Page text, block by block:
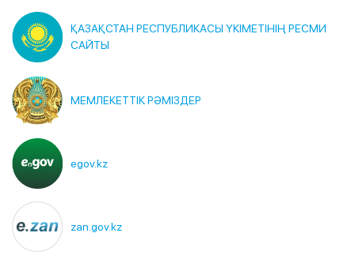
ҚАЗАҚСТАН РЕСПУБЛИКАСЫ ҮКІМЕТІНІҢ РЕСМИ
САЙТЫ
МЕМЛЕКЕТТІК РӘМІЗДЕР
egov.kz
zan.gov.kz